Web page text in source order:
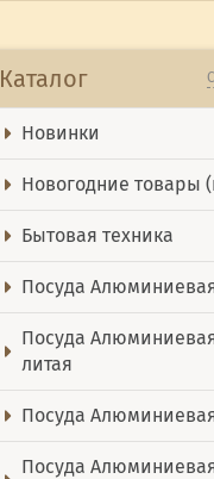
Каталог
Новинки
Новогодние товары
Бытовая техника
Посуда
Посуда
литая
Посуда
Посуда